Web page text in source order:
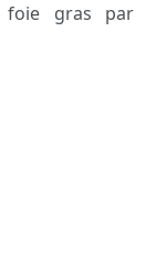
foie gras par